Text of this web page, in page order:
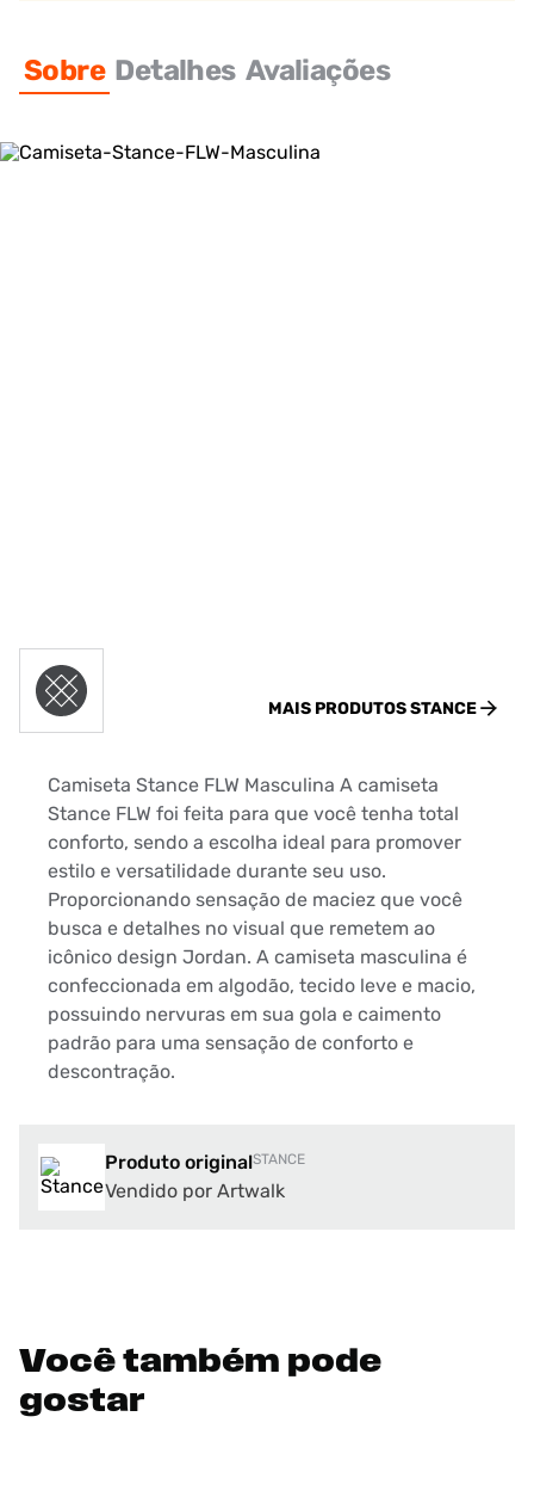
Sobre Detalhes Avaliações
MAIS PRODUTOSSTANCE
Camiseta Stance FLW Masculina A camiseta
Stance FLW foi feita para que você tenha total
conforto, sendo a escolha ideal para promover
estilo e versatilidade durante seu uso.
Proporcionando sensação de maciez que você
busca e detalhes no visual que remetem ao
icônico design Jordan. A camiseta masculina é
confeccionada em algodão, tecido leve e macio,
possuindo nervuras em sua gola e caimento
padrão para uma sensação de conforto e
descontração.
Produto originalSTANCE
Vendido por Artwalk
Você também pode
gostar